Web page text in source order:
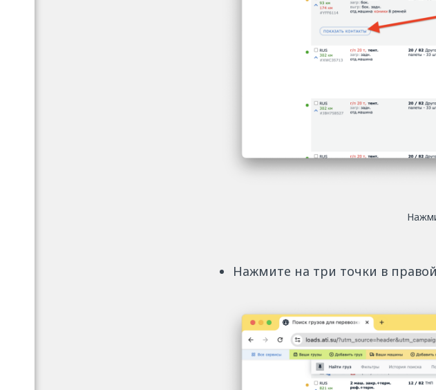
Нажмите на три точки в